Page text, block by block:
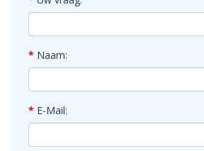
Naam:
E-Mail: